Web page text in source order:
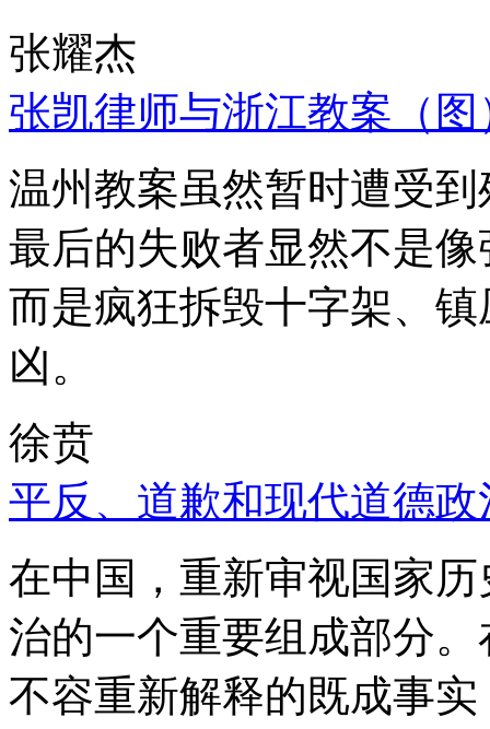
张耀杰
张凯律师与浙江教案（图
温州教案虽然暂时遭受
最后的失败者显然不是
而是疯狂拆毁十字架、
凶。
徐贲
平反、道歉和现代道德政
在中国，重新审视国家
治的一个重要组成部分
不容重新解释的既成事